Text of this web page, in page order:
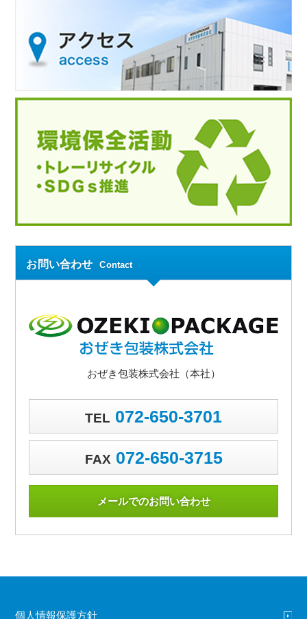
お問い合わせ Contact
おぜき包装株式会社（本社）
TEL 072-650-3701
FAX 072-650-3715
メールでのお問い合わせ
個人情報保護方針